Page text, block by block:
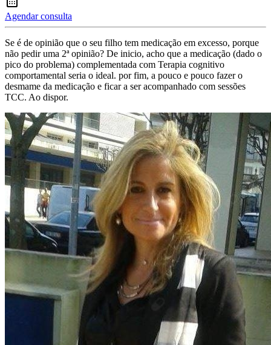
Agendar consulta
Se é de opinião que o seu filho tem medicação em excesso, porque
não pedir uma 2ª opinião? De inicio, acho que a medicação (dado o
pico do problema) complementada com Terapia cognitivo
comportamental seria o ideal. por fim, a pouco e pouco fazer o
desmame da medicação e ficar a ser acompanhado com sessões
TCC. Ao dispor.